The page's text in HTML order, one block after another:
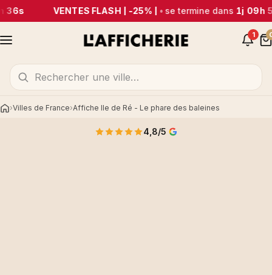
36s VENTES FLASH | -25% | •se termine dans1j 09h
1
AccueilVilles de France Affiche Ile de Ré - Le phare des baleines
4,8/5